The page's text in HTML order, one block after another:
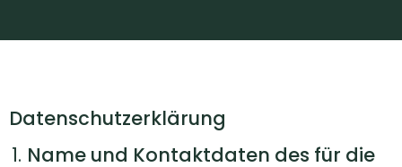
Datenschutzerklärung
Name und Kontaktdaten des für die